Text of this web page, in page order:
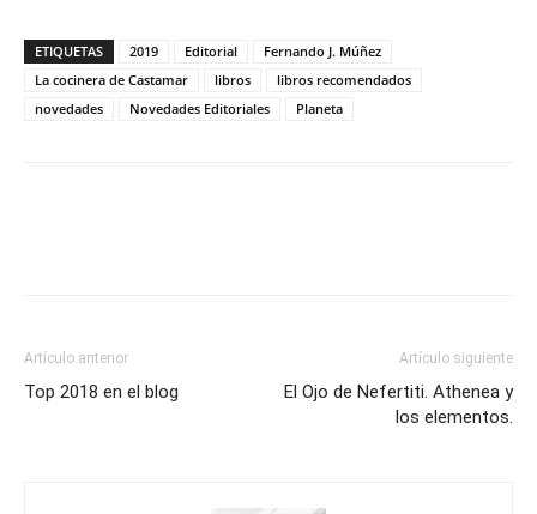
ETIQUETAS 2019 Editorial
Fernando J. Múñez
La cocinera de Castamar
libros
libros recomendados
novedades
Novedades Editoriales Planeta
Artículo anterior
Top 2018 en el blog
Artículo siguiente
El Ojo de Nefertiti. Athenea y
los elementos.